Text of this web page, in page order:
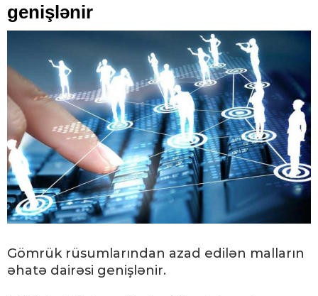
genişlənir
Gömrük rüsumlarından azad edilən malların
əhatə dairəsi genişlənir.